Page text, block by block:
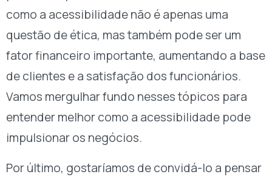
como a acessibilidade não é apenas uma
questão de ética, mas também pode ser um
fator financeiro importante, aumentando a base
de clientes e a satisfação dos funcionários.
Vamos mergulhar fundo nesses tópicos para
entender melhor como a acessibilidade pode
impulsionar os negócios.
Por último, gostaríamos de convidá-lo a pensar